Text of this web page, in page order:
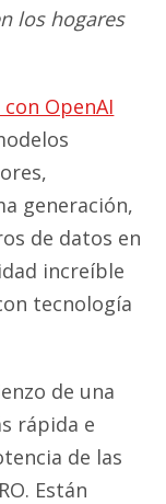
los hogares
OpenAI
generación,
de datos en
increíble
tecnología
de una
rápida e
de las
Están